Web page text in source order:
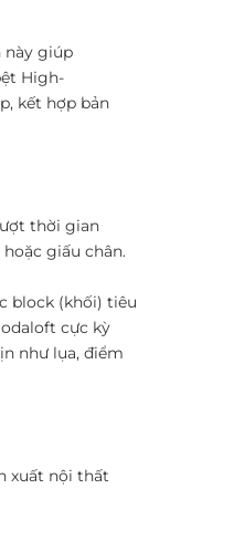
này giúp
High-
kết hợp bản
thời gian
giấu chân.
block (khối) tiêu
cực kỳ
như lụa, điểm
xuất nội thất